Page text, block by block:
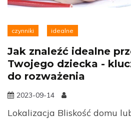
czynniki idealne
Jak znaleźć idealne
Twojego dziecka -
do rozważenia
2023-09-14
Lokalizacja Bliskość domu